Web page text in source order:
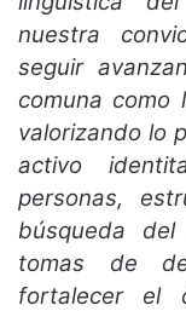
nuestra
seguir
comuna como
valorizando lo
activo
personas,
búsqueda
tomas de
fortalecer el